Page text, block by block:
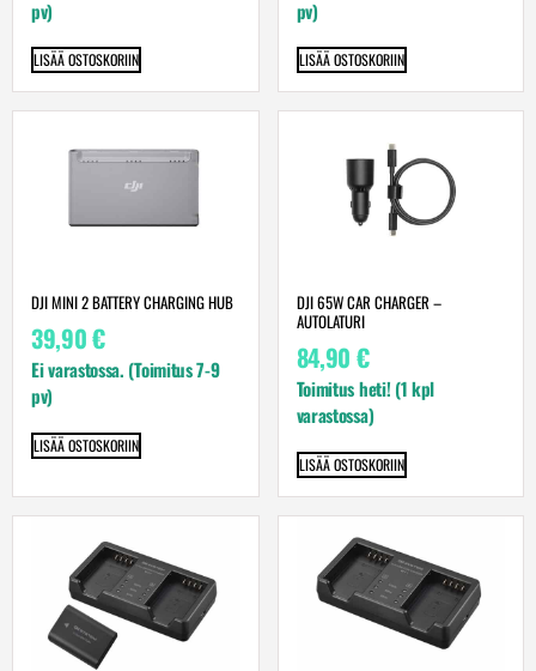
pv)
LISÄÄ OSTOSKORIIN
pv)
LISÄÄ OSTOSKORIIN
DJI MINI 2 BATTERY CHARGING HUB
39,90€
Ei varastossa. (Toimitus 7-9
pv)
LISÄÄ OSTOSKORIIN
DJI 65W CAR CHARGER –
AUTOLATURI
84,90 €
Toimitus heti! (1 kpl
varastossa)
LISÄÄ OSTOSKORIIN